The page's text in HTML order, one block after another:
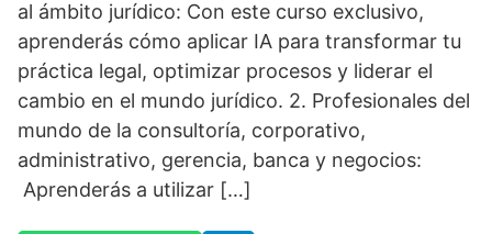
al ámbito jurídico: Con este curso exclusivo,
aprenderás cómo aplicar IA para transformar tu
práctica legal, optimizar procesos y liderar el
cambio en el mundo jurídico. 2. Profesionales del
mundo de la consultoría, corporativo,
administrativo, gerencia, banca y negocios:
Aprenderás a utilizar […]